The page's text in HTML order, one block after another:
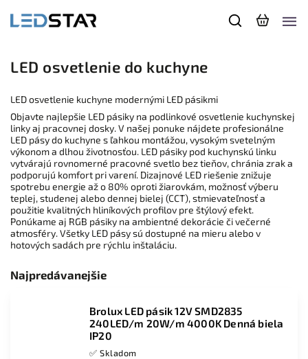
LED osvetlenie do kuchyne
LED osvetlenie kuchyne modernými LED pásikmi
Objavte najlepšie LED pásiky na podlinkové osvetlenie kuchynskej
linky aj pracovnej dosky. V našej ponuke nájdete profesionálne
LED pásy do kuchyne s ľahkou montážou, vysokým svetelným
výkonom a dlhou životnosťou. LED pásiky pod kuchynskú linku
vytvárajú rovnomerné pracovné svetlo bez tieňov, chránia zrak a
podporujú komfort pri varení. Dizajnové LED riešenie znižuje
spotrebu energie až o 80% oproti žiarovkám, možnosť výberu
teplej, studenej alebo dennej bielej (CCT), stmievateľnosť a
použitie kvalitných hliníkových profilov pre štýlový efekt.
Ponúkame aj RGB pásiky na ambientné dekorácie či večerné
atmosféry. Všetky LED pásy sú dostupné na mieru alebo v
hotových sadách pre rýchlu inštaláciu.
Najpredávanejšie
Brolux LED pásik 12V SMD2835
240LED/m 20W/m 4000K Denná biela
IP20
✅ Skladom